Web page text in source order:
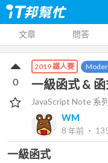
文章 問答
2019 鐵人賽
一級函式 & 函
JavaScript Note 系
WM
8 年前 ‧
0
一級函式